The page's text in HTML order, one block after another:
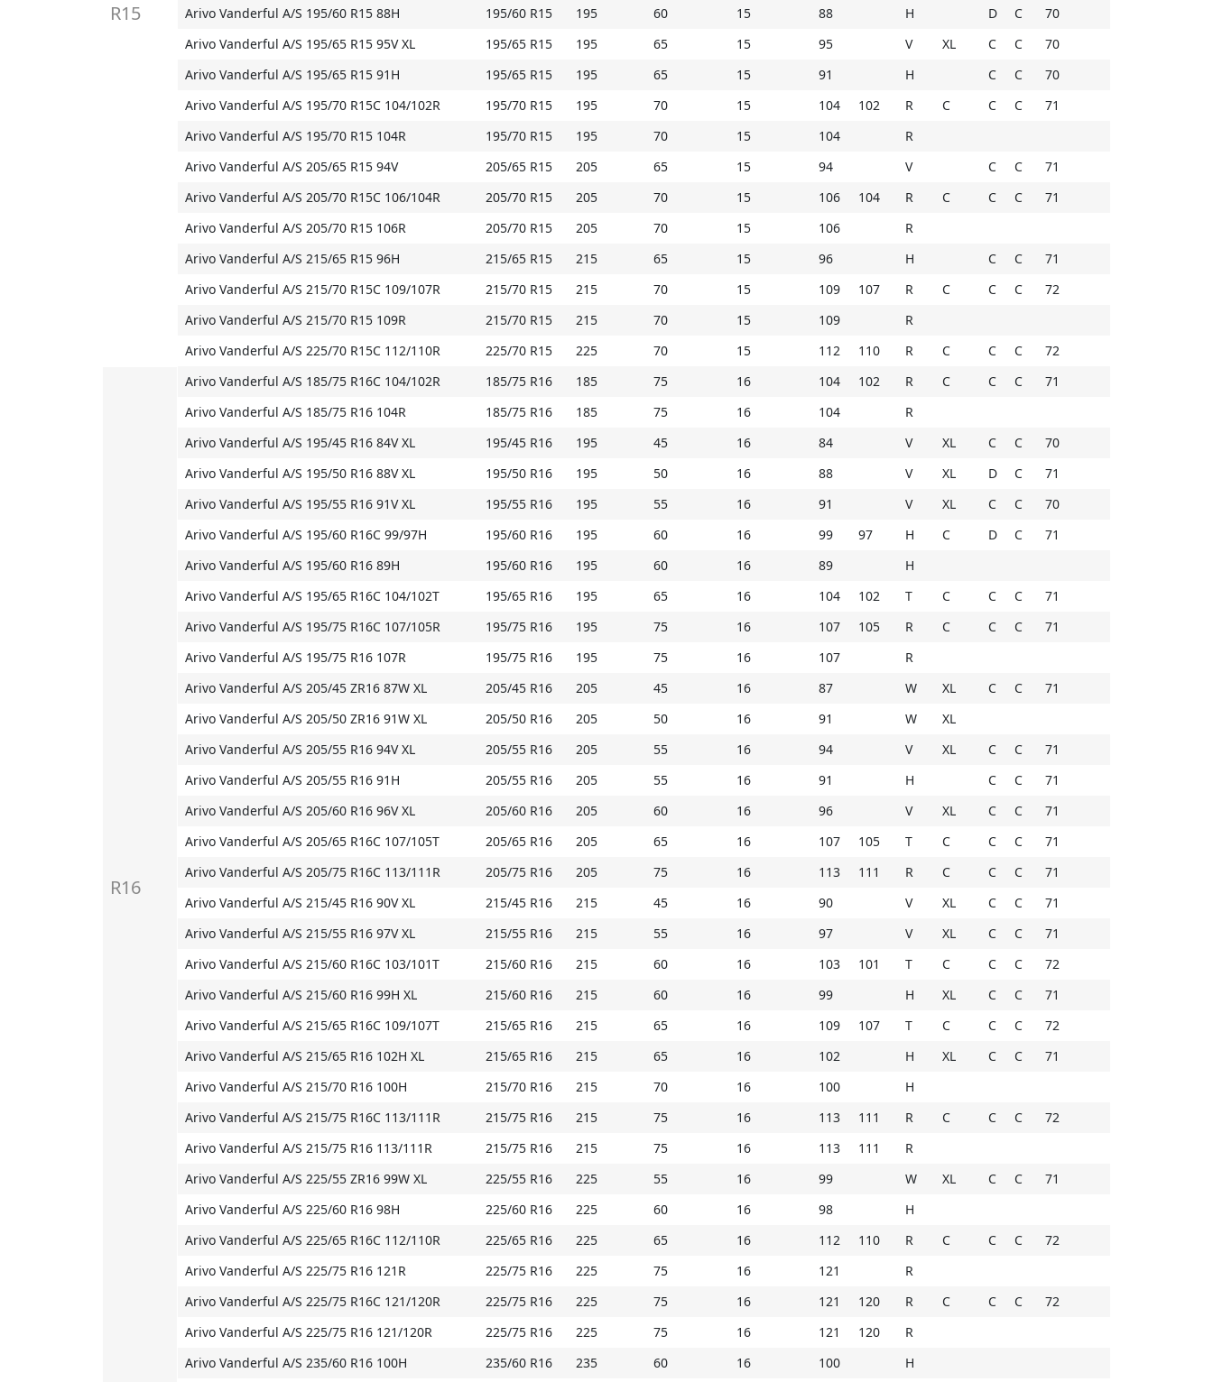
R15
Arivo Vanderful A/S 195/60 R15 88H
195/60 R15 195 60 15 88 H D C
70
Arivo Vanderful A/S 195/65 R15 95V XL
195/65 R15 195 65 15 95 V XL C C
70
Arivo Vanderful A/S 195/65 R15 91H
195/65 R15 195 65 15 91 H C C
70
Arivo Vanderful A/S 195/70 R15C 104/102R
195/70 R15 195 70 15 104 102 R C C C
71
Arivo Vanderful A/S 195/70 R15 104R
195/70 R15 195 70 15 104
R
Arivo Vanderful A/S 205/65 R15 94V
205/65 R15 205 65 15 94 V C C
71
Arivo Vanderful A/S 205/70 R15C 106/104R
205/70 R15 205 70 15 106 104 R C C C
71
Arivo Vanderful A/S 205/70 R15 106R
205/70 R15 205 70 15 106
R
Arivo Vanderful A/S 215/65 R15 96H
215/65 R15 215 65 15 96 H C C
71
Arivo Vanderful A/S 215/70 R15C 109/107R
215/70 R15 215 70 15 109 107 R C C C
72
Arivo Vanderful A/S 215/70 R15 109R
215/70 R15 215 70 15 109
R
Arivo Vanderful A/S 225/70 R15C 112/110R
225/70 R15 225 70 15 112 110 R C C C 72
R16
Arivo Vanderful A/S 185/75 R16C 104/102R 185/75 R16 185 75 16 104 102 R C C C
71
Arivo Vanderful A/S 185/75 R16 104R
185/75 R16 185 75 16 104
R
Arivo Vanderful A/S 195/45 R16 84V XL
195/45 R16 195 45 16 84 V XL C C
70
Arivo Vanderful A/S 195/50 R16 88V XL
195/50 R16 195 50 16 88 V XL D C
71
Arivo Vanderful A/S 195/55 R16 91V XL
195/55 R16 195 55 16 91 V XL C C
70
Arivo Vanderful A/S 195/60 R16C 99/97H
195/60 R16 195 60 16 99 97 H C D C
71
Arivo Vanderful A/S 195/60 R16 89H
195/60 R16 195 60 16 89
H
Arivo Vanderful A/S 195/65 R16C 104/102T
195/65 R16 195 65 16 104 102 T C C C
71
Arivo Vanderful A/S 195/75 R16C 107/105R
195/75 R16 195 75 16 107 105 R C C C
71
Arivo Vanderful A/S 195/75 R16 107R
195/75 R16 195 75 16 107
R
Arivo Vanderful A/S 205/45 ZR16 87W XL
205/45 R16 205 45 16 87 W XL C C
71
Arivo Vanderful A/S 205/50 ZR16 91W XL
205/50 R16 205 50 16 91 W
XL
Arivo Vanderful A/S 205/55 R16 94V XL
205/55 R16 205 55 16 94 V XL C C
71
Arivo Vanderful A/S 205/55 R16 91H
205/55 R16 205 55 16 91 H C C
71
Arivo Vanderful A/S 205/60 R16 96V XL
205/60 R16 205 60 16 96 V XL C C
71
Arivo Vanderful A/S 205/65 R16C 107/105T
205/65 R16 205 65 16 107 105 T C C C
71
Arivo Vanderful A/S 205/75 R16C 113/111R
205/75 R16 205 75 16 113 111 R C C C
71
Arivo Vanderful A/S 215/45 R16 90V XL
215/45 R16 215 45 16 90 V XL C C
71
Arivo Vanderful A/S 215/55 R16 97V XL
215/55 R16 215 55 16 97 V XL C C
71
Arivo Vanderful A/S 215/60 R16C 103/101T
215/60 R16 215 60 16 103 101 T C C C
72
Arivo Vanderful A/S 215/60 R16 99H XL
215/60 R16 215 60 16 99 H XL C C
71
Arivo Vanderful A/S 215/65 R16C 109/107T
215/65 R16 215 65 16 109 107 T C C C
72
Arivo Vanderful A/S 215/65 R16 102H XL
215/65 R16 215 65 16 102 H XL C C
71
Arivo Vanderful A/S 215/70 R16 100H
215/70 R16 215 70 16 100
H
Arivo Vanderful A/S 215/75 R16C 113/111R
215/75 R16 215 75 16 113 111 R C C C
72
Arivo Vanderful A/S 215/75 R16 113/111R
215/75 R16 215 75 16 113 111
R
Arivo Vanderful A/S 225/55 ZR16 99W XL
225/55 R16 225 55 16 99 W XL C C
71
Arivo Vanderful A/S 225/60 R16 98H
225/60 R16 225 60 16 98
H
Arivo Vanderful A/S 225/65 R16C 112/110R
225/65 R16 225 65 16 112 110 R C C C
72
Arivo Vanderful A/S 225/75 R16 121R
225/75 R16 225 75 16 121
R
Arivo Vanderful A/S 225/75 R16C 121/120R
225/75 R16 225 75 16 121 120 R C C C
72
Arivo Vanderful A/S 225/75 R16 121/120R
225/75 R16 225 75 16 121 120
R
Arivo Vanderful A/S 235/60 R16 100H
235/60 R16 235 60 16 100 H